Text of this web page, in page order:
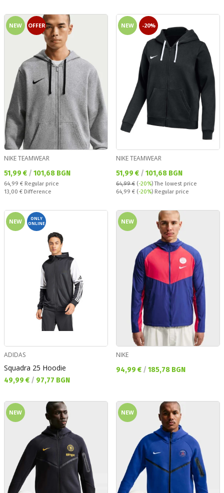
NEW OFFER
NIKE TEAMWEAR
Текуща цена:
51,99 € / 101,68 BGN
Regular price:
64,99 € Regular price
Спестявате:
13,00 € Difference
NEW -20%
NIKE TEAMWEAR
Текуща цена:
51,99 € / 101,68 BGN
64,99 € (-20%)The lowest price
Regular price:
64,99 € (-20%) Regular price
NEW
ONLY
ONLINE
ADIDAS
Squadra 25 Hoodie
Текуща цена:
49,99 € / 97,77 BGN
NEW
NIKE
Текуща цена:
94,99 € / 185,78 BGN
NEW NEW